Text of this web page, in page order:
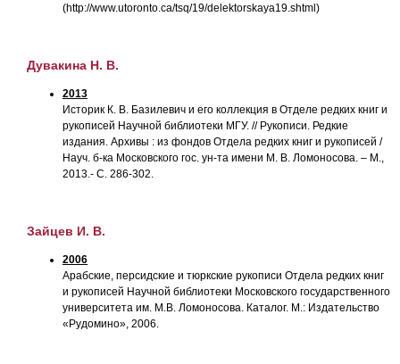
(http://www.utoronto.ca/tsq/19/delektorskaya19.shtml)
Дувакина Н. В.
2013
Историк К. В. Базилевич и его коллекция в Отделе редких книг и
рукописей Научной библиотеки МГУ. // Рукописи. Редкие
издания. Архивы : из фондов Отдела редких книг и рукописей /
Науч. б-ка Московского гос. ун-та имени М. В. Ломоносова. – М.,
2013.- С. 286-302.
Зайцев И. В.
2006
Арабские, персидские и тюркские рукописи Отдела редких книг
и рукописей Научной библиотеки Московского государственного
университета им. М.В. Ломоносова. Каталог. М.: Издательство
«Рудомино», 2006.